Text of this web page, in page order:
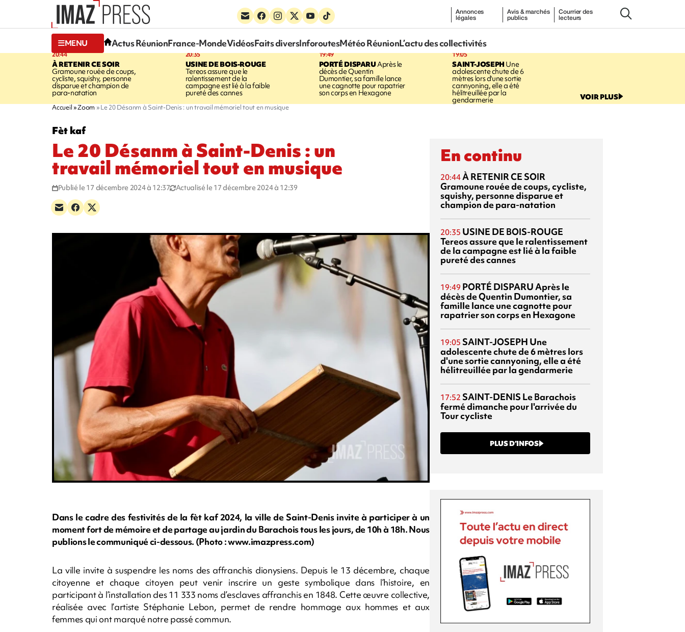
Annonces
légales
Avis & marchés
publics
Courrier des
lecteurs
MENU Actus RéunionFrance-MondeVidéosFaits diversInforoutesMétéo RéunionL’actu des collectivités
20:44
À RETENIR CE SOIR
Gramoune rouée de coups,
cycliste, squishy, personne
disparue et champion de
para-natation
20:35
USINE DE BOIS-ROUGE
Tereos assure que le
ralentissement de la
campagne est lié à la faible
pureté des cannes
19:49
PORTÉ DISPARUAprès le
décès de Quentin
Dumontier, sa famille lance
une cagnotte pour rapatrier
son corps en Hexagone
19:05
SAINT-JOSEPHUne
adolescente chute de 6
mètres lors d'une sortie
cannyoning, elle a été
hélitreuillée par la
gendarmerie VOIR PLUS
Accueil Zoom Le 20 Désanm à Saint-Denis : un travail mémoriel tout en musique
Fèt kaf
Le 20 Désanm à Saint-Denis : un
travail mémoriel tout en musique
Publié le 17 décembre 2024 à 12:37 Actualisé le 17 décembre 2024 à 12:39
Dans le cadre des festivités de la fèt kaf 2024, la ville de Saint-Denis invite à participer à un
moment fort de mémoire et de partage au jardin du Barachois tous les jours, de 10h à 18h. Nous
publions le communiqué ci-dessous. (Photo : www.imazpress.com)
La ville invite à suspendre les noms des affranchis dionysiens. Depuis le 13 décembre, chaque
citoyenne et chaque citoyen peut venir inscrire un geste symbolique dans l’histoire, en
participant à l’installation des 11 333 noms d’esclaves affranchis en 1848. Cette œuvre collective,
réalisée avec l’artiste Stéphanie Lebon, permet de rendre hommage aux hommes et aux
femmes qui ont marqué notre passé commun.
En continu
20:44À RETENIR CE SOIR
Gramoune rouée de coups, cycliste,
squishy, personne disparue et
champion de para-natation
20:35 USINE DE BOIS-ROUGE
Tereos assure que le ralentissement
de la campagne est lié à la faible
pureté des cannes
19:49 PORTÉ DISPARUAprès le
décès de Quentin Dumontier, sa
famille lance une cagnotte pour
rapatrier son corps en Hexagone
19:05 SAINT-JOSEPH Une
adolescente chute de 6 mètres lors
d'une sortie cannyoning, elle a été
hélitreuillée par la gendarmerie
17:52 SAINT-DENIS Le Barachois
fermé dimanche pour l'arrivée du
Tour cycliste
PLUS D’INFOS